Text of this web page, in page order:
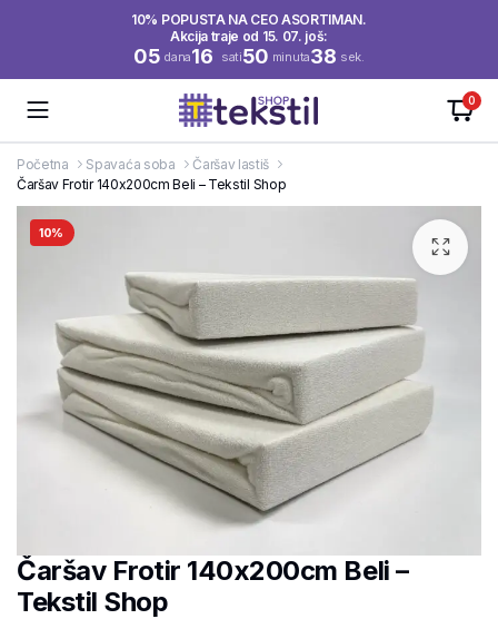
10% POPUSTA NA CEO ASORTIMAN.
Akcija traje od 15. 07. još:
05 dana16 sati50 minuta38 sek.
0
Početna Spavaća soba
Čaršav lastiš
Čaršav Frotir 140x200cm Beli – Tekstil Shop
10%
Čaršav Frotir 140x200cm Beli –
Tekstil Shop